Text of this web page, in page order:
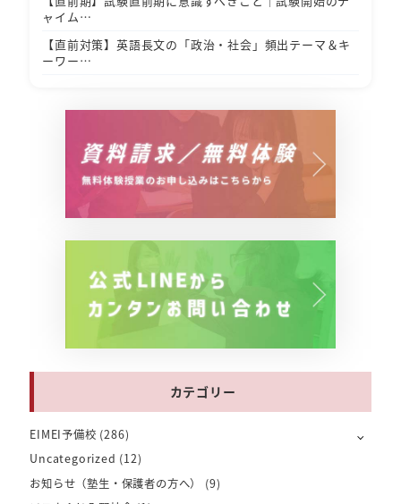
ャイム…
【直前対策】英語長文の「政治・社会」頻出テーマ＆キ
ーワー…
カテゴリー
EIMEI予備校 (286)
Uncategorized (12)
お知らせ（塾生・保護者の方へ）
(9)